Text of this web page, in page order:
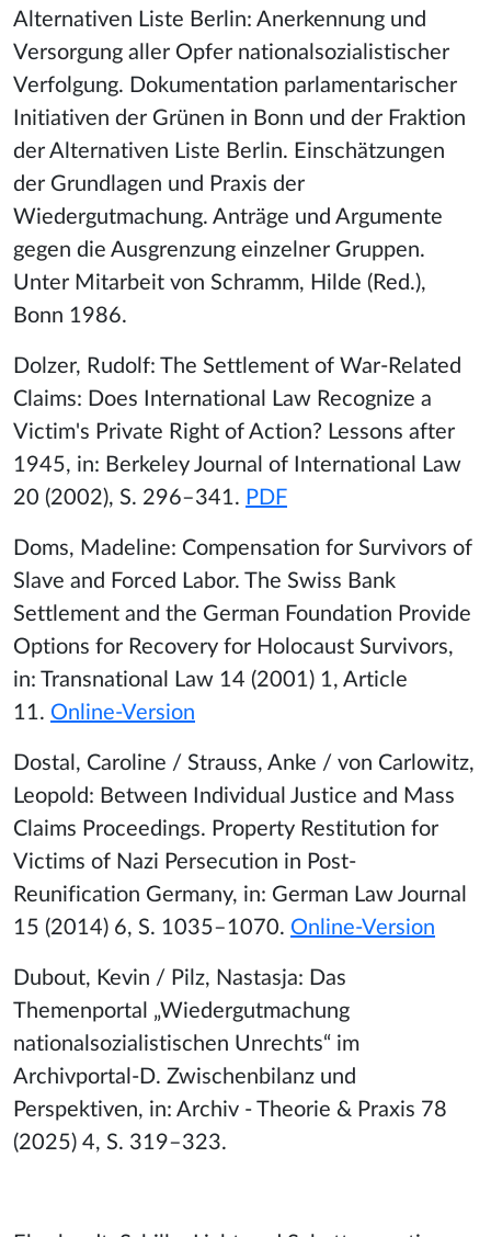
Alternativen Liste Berlin: Anerkennung und
Versorgung aller Opfer nationalsozialistischer
Verfolgung. Dokumentation parlamentarischer
Initiativen der Grünen in Bonn und der Fraktion
der Alternativen Liste Berlin. Einschätzungen
der Grundlagen und Praxis der
Wiedergutmachung. Anträge und Argumente
gegen die Ausgrenzung einzelner Gruppen.
Unter Mitarbeit von Schramm, Hilde (Red.),
Bonn 1986.
Dolzer, Rudolf: The Settlement of War-Related
Claims: Does International Law Recognize a
Victim's Private Right of Action? Lessons after
1945, in: Berkeley Journal of International Law
20 (2002), S. 296–341. PDF
Doms, Madeline: Compensation for Survivors of
Slave and Forced Labor. The Swiss Bank
Settlement and the German Foundation Provide
Options for Recovery for Holocaust Survivors,
in: Transnational Law 14 (2001) 1, Article
11. Online-Version
Dostal, Caroline / Strauss, Anke / von Carlowitz,
Leopold: Between Individual Justice and Mass
Claims Proceedings. Property Restitution for
Victims of Nazi Persecution in Post-
Reunification Germany, in: German Law Journal
15 (2014) 6, S. 1035–1070. Online-Version
Dubout, Kevin / Pilz, Nastasja: Das
Themenportal „Wiedergutmachung
nationalsozialistischen Unrechts“ im
Archivportal-D. Zwischenbilanz und
Perspektiven, in: Archiv - Theorie & Praxis 78
(2025) 4, S. 319–323.